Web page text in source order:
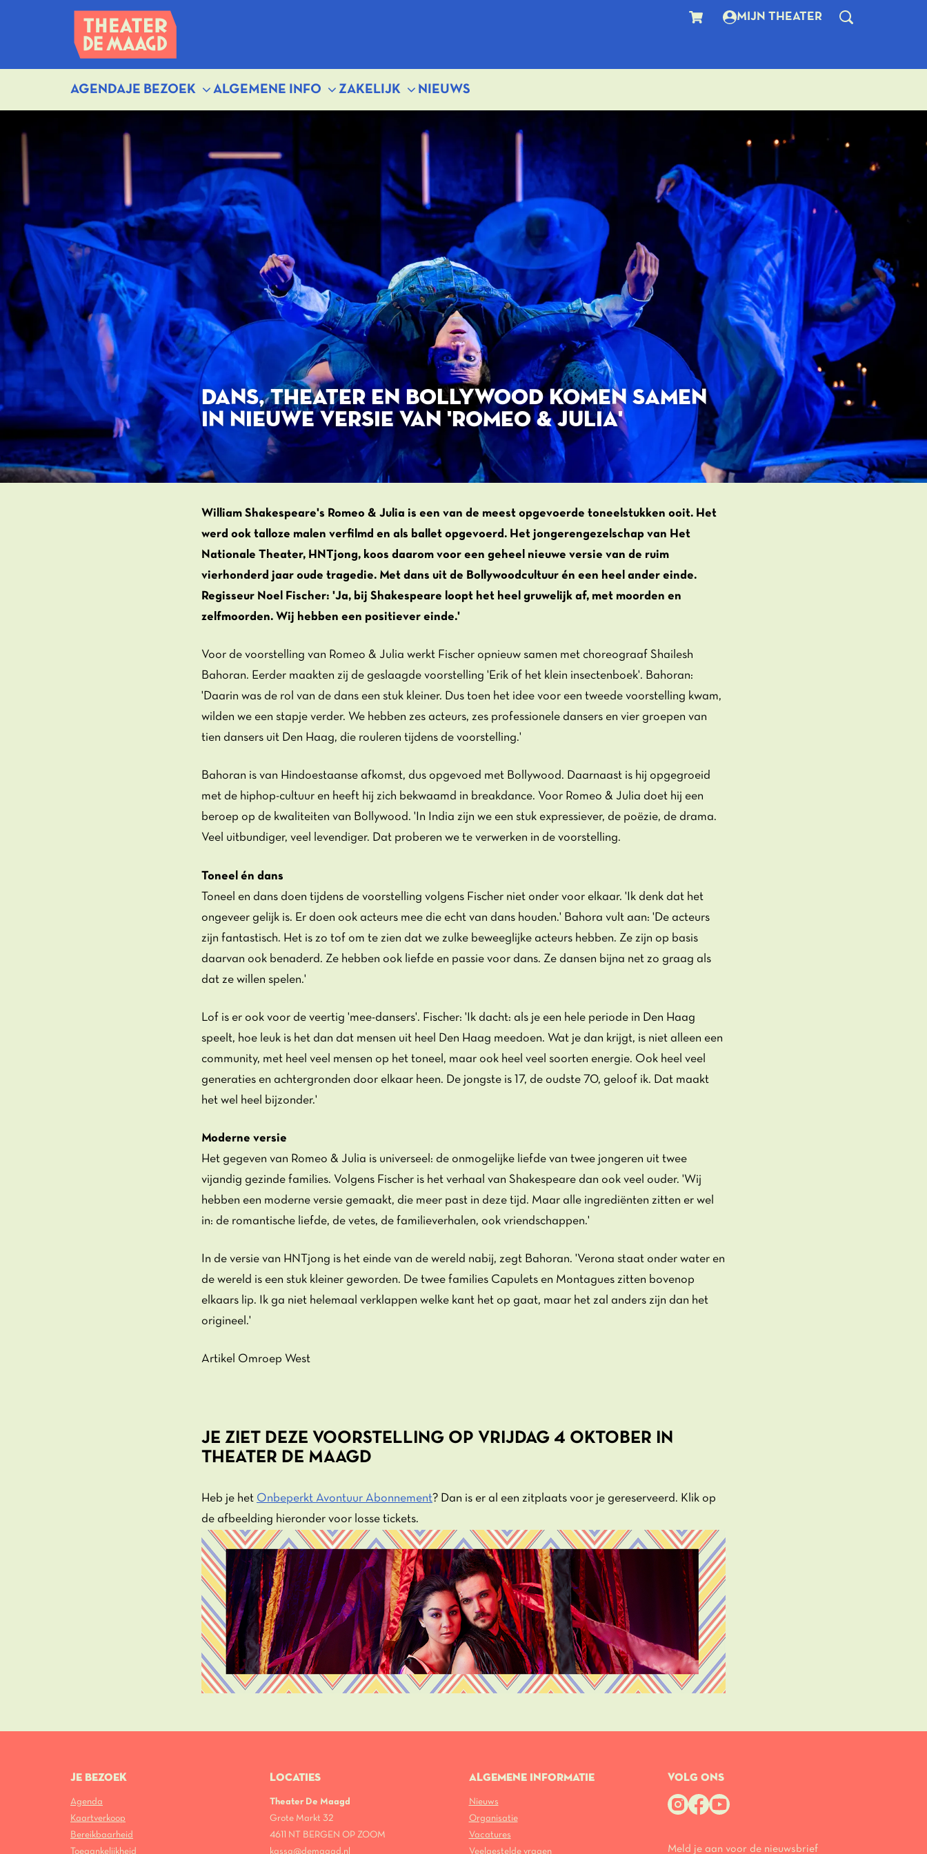
MIJN THEATER
AGENDAJE BEZOEK ALGEMENE INFO ZAKELIJK NIEUWS
DANS, THEATER EN BOLLYWOOD KOMEN SAMEN
IN NIEUWE VERSIE VAN 'ROMEO & JULIA'
William Shakespeare's Romeo & Julia is een van de meest opgevoerde toneelstukken ooit. Het
werd ook talloze malen verfilmd en als ballet opgevoerd. Het jongerengezelschap van Het
Nationale Theater, HNTjong, koos daarom voor een geheel nieuwe versie van de ruim
vierhonderd jaar oude tragedie. Met dans uit de Bollywoodcultuur én een heel ander einde.
Regisseur Noel Fischer: 'Ja, bij Shakespeare loopt het heel gruwelijk af, met moorden en
zelfmoorden. Wij hebben een positiever einde.'
Voor de voorstelling van Romeo & Julia werkt Fischer opnieuw samen met choreograaf Shailesh
Bahoran. Eerder maakten zij de geslaagde voorstelling 'Erik of het klein insectenboek'. Bahoran:
'Daarin was de rol van de dans een stuk kleiner. Dus toen het idee voor een tweede voorstelling kwam,
wilden we een stapje verder. We hebben zes acteurs, zes professionele dansers en vier groepen van
tien dansers uit Den Haag, die rouleren tijdens de voorstelling.'
Bahoran is van Hindoestaanse afkomst, dus opgevoed met Bollywood. Daarnaast is hij opgegroeid
met de hiphop-cultuur en heeft hij zich bekwaamd in breakdance. Voor Romeo & Julia doet hij een
beroep op de kwaliteiten van Bollywood. 'In India zijn we een stuk expressiever, de poëzie, de drama.
Veel uitbundiger, veel levendiger. Dat proberen we te verwerken in de voorstelling.
Toneel én dans
Toneel en dans doen tijdens de voorstelling volgens Fischer niet onder voor elkaar. 'Ik denk dat het
ongeveer gelijk is. Er doen ook acteurs mee die echt van dans houden.' Bahora vult aan: 'De acteurs
zijn fantastisch. Het is zo tof om te zien dat we zulke beweeglijke acteurs hebben. Ze zijn op basis
daarvan ook benaderd. Ze hebben ook liefde en passie voor dans. Ze dansen bijna net zo graag als
dat ze willen spelen.'
Lof is er ook voor de veertig 'mee-dansers'. Fischer: 'Ik dacht: als je een hele periode in Den Haag
speelt, hoe leuk is het dan dat mensen uit heel Den Haag meedoen. Wat je dan krijgt, is niet alleen een
community, met heel veel mensen op het toneel, maar ook heel veel soorten energie. Ook heel veel
generaties en achtergronden door elkaar heen. De jongste is 17, de oudste 70, geloof ik. Dat maakt
het wel heel bijzonder.'
Moderne versie
Het gegeven van Romeo & Julia is universeel: de onmogelijke liefde van twee jongeren uit twee
vijandig gezinde families. Volgens Fischer is het verhaal van Shakespeare dan ook veel ouder. 'Wij
hebben een moderne versie gemaakt, die meer past in deze tijd. Maar alle ingrediënten zitten er wel
in: de romantische liefde, de vetes, de familieverhalen, ook vriendschappen.'
In de versie van HNTjong is het einde van de wereld nabij, zegt Bahoran. 'Verona staat onder water en
de wereld is een stuk kleiner geworden. De twee families Capulets en Montagues zitten bovenop
elkaars lip. Ik ga niet helemaal verklappen welke kant het op gaat, maar het zal anders zijn dan het
origineel.'
Artikel Omroep West
JE ZIET DEZE VOORSTELLING OP VRIJDAG 4 OKTOBER IN
THEATER DE MAAGD
Heb je het Onbeperkt Avontuur Abonnement? Dan is er al een zitplaats voor je gereserveerd. Klik op
de afbeelding hieronder voor losse tickets.
JE BEZOEK
Agenda
Kaartverkoop
Bereikbaarheid
Toegankelijkheid
LOCATIES
Theater De Maagd
Grote Markt 32
4611 NT BERGEN OP ZOOM
kassa@demaagd.nl
ALGEMENE INFORMATIE
Nieuws
Organisatie
Vacatures
Veelgestelde vragen
VOLG ONS
Meld je aan voor de nieuwsbrief